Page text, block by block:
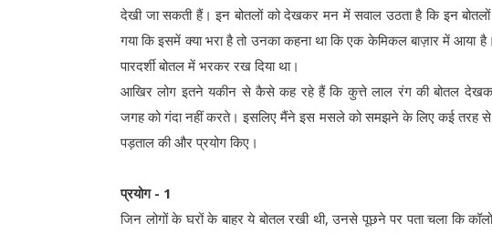
देखी जा सकती हैं। इन बोतलों को देखकर मन में सवाल उठता है कि इन
गया कि इसमें क्या भरा है तो उनका कहना था कि एक केमिकल बाज़ार में आया
पारदर्शी बोतल में भरकर रख दिया था।
आखिर लोग इतने यकीन से कैसे कह रहे हैं कि कुत्ते लाल रंग की बोतल
जगह को गंदा नहीं करते। इसलिए मैंने इस मसले को समझने के लिए कई तरह
पड़ताल की और प्रयोग किए।
प्रयोग - 1
जिन लोगों के घरों के बाहर ये बोतल रखी थी, उनसे पूछने पर पता चला कि